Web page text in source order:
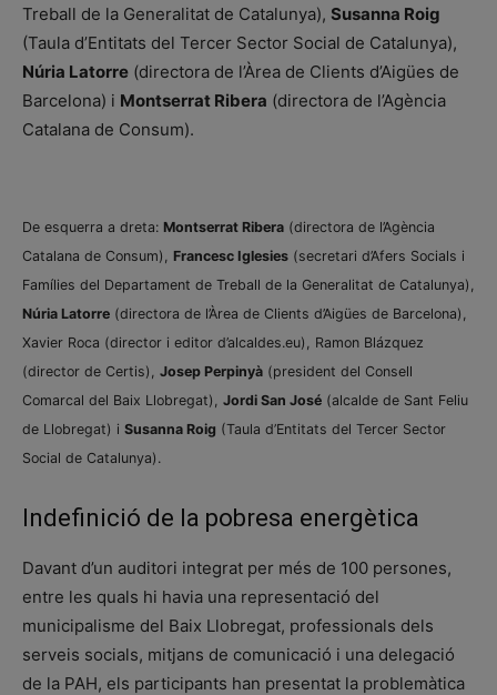
Treball de la Generalitat de Catalunya), Susanna Roig
(Taula d’Entitats del Tercer Sector Social de Catalunya),
Núria Latorre (directora de l’Àrea de Clients d’Aigües de
Barcelona) i Montserrat Ribera (directora de l’Agència
Catalana de Consum).
De esquerra a dreta: Montserrat Ribera (directora de l’Agència
Catalana de Consum), Francesc Iglesies (secretari d’Afers Socials i
Famílies del Departament de Treball de la Generalitat de Catalunya),
Núria Latorre (directora de l’Àrea de Clients d’Aigües de Barcelona),
Xavier Roca (director i editor d’alcaldes.eu), Ramon Blázquez
(director de Certis), Josep Perpinyà (president del Consell
Comarcal del Baix Llobregat), Jordi San José (alcalde de Sant Feliu
de Llobregat) i Susanna Roig (Taula d’Entitats del Tercer Sector
Social de Catalunya).
Indefinició de la pobresa energètica
Davant d’un auditori integrat per més de 100 persones,
entre les quals hi havia una representació del
municipalisme del Baix Llobregat, professionals dels
serveis socials, mitjans de comunicació i una delegació
de la PAH, els participants han presentat la problemàtica